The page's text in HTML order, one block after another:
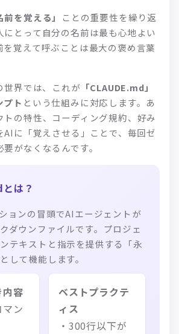
前を覚える」
ことの重要性を繰り返
にとって自分の名前は最も心地よい
を覚えて呼ぶことは最大の褒め言葉
世界では、これが 「CLAUDE.md」
プト という仕組みに対応します。あ
トの特性、コーディング規約、好み
AIに「覚えさせる」ことで、毎回ゼ
がなくなるんです。
は？
ョンの冒頭でAIエージェントが
ダウンファイルです。プロジェ
テキストと指示を提供する「永
して機能します。
容
マン
ベストプラクテ
ィス
・300行以下が